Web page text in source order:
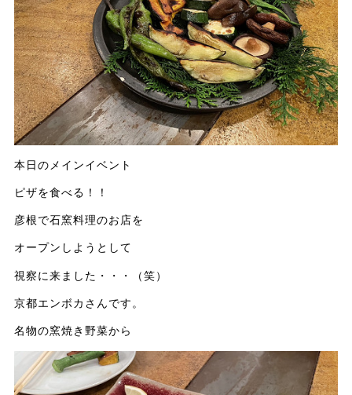
本日のメインイベント
ピザを食べる！！
彦根で石窯料理のお店を
オープンしようとして
視察に来ました・・・（笑）
京都エンボカさんです。
名物の窯焼き野菜から